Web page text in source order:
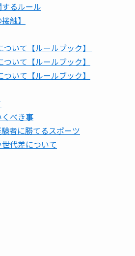
るルール
触】
いて【ルールブック】
いて【ルールブック】
いて【ルールブック】
べき事
者に勝てるスポーツ
代差について